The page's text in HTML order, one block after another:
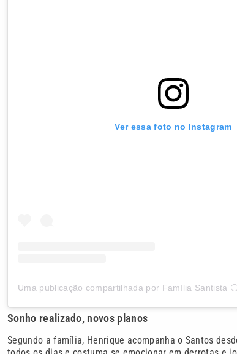
Ver essa foto no Instagram
Sonho realizado, novos planos
Segundo a família, Henrique acompanha o Santos